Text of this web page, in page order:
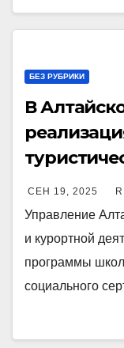
БЕЗ РУБРИКИ
В
СЕН 19, 2025
Управление
и курортной
программы
социального